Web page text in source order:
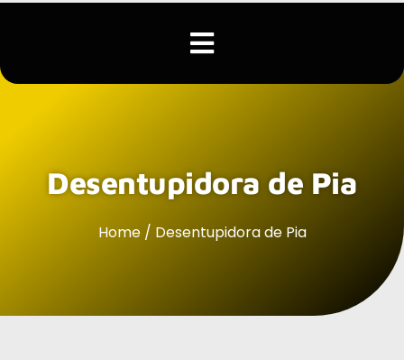
Desentupidora de Pia
Home / Desentupidora de Pia